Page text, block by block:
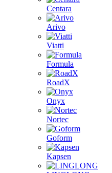
Centara
Arivo
Viatti
Formula
RoadX
Onyx
Nortec
Goform
Kapsen